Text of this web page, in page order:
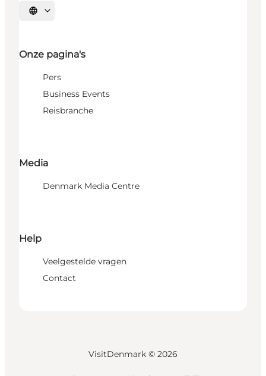
Selecteer taal
Onze pagina's
Pers
Business Events
Reisbranche
Media
Denmark Media Centre
Help
Veelgestelde vragen
Contact
VisitDenmark © 2026